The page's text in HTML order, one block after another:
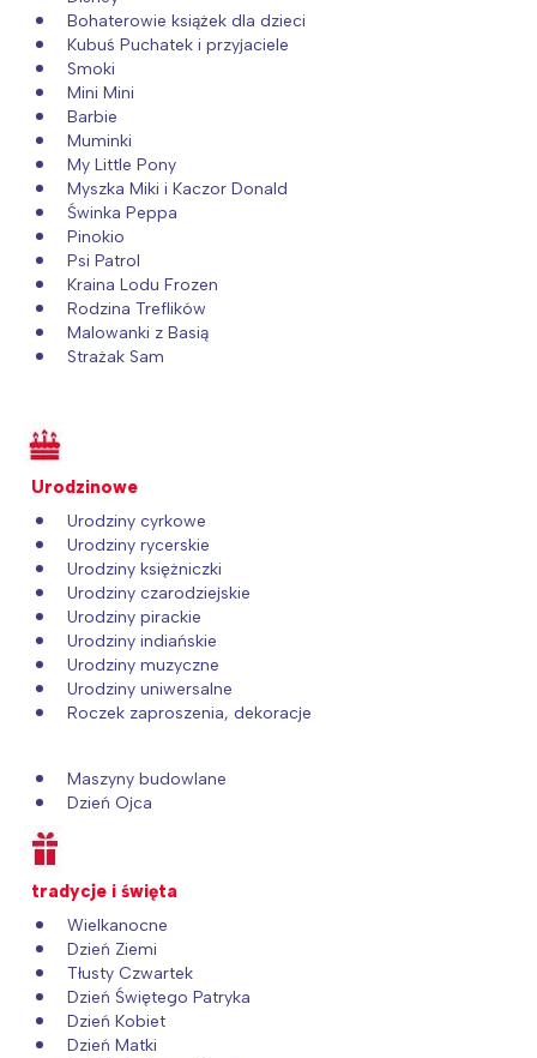
Bohaterowie książek dla dzieci
Kubuś Puchatek i przyjaciele
Smoki
Mini Mini
Barbie
Muminki
My Little Pony
Myszka Miki i Kaczor Donald
Świnka Peppa
Pinokio
Psi Patrol
Kraina Lodu Frozen
Rodzina Treflików
Malowanki z Basią
Strażak Sam
Urodzinowe
Urodziny cyrkowe
Urodziny rycerskie
Urodziny księżniczki
Urodziny czarodziejskie
Urodziny pirackie
Urodziny indiańskie
Urodziny muzyczne
Urodziny uniwersalne
Roczek zaproszenia, dekoracje
Maszyny budowlane
Dzień Ojca
tradycje i święta
Wielkanocne
Dzień Ziemi
Tłusty Czwartek
Dzień Świętego Patryka
Dzień Kobiet
Dzień Matki
Interesują mnie wydarzenia z
Łódź
Trójmiasto
Poznań
Wrocław